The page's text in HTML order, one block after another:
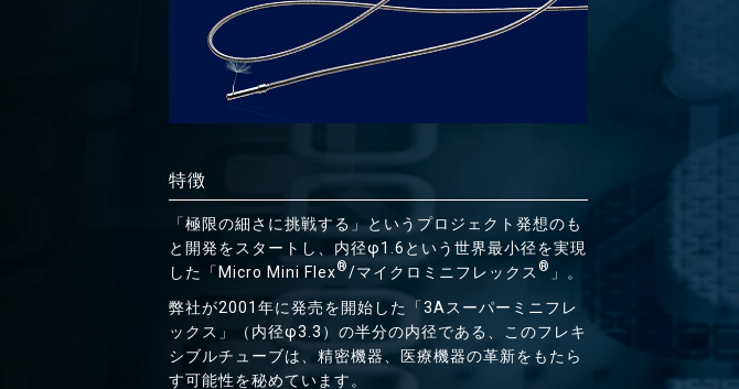
特徴
「極限の細さに挑戦する」というプロジェクト発想のも
と開発をスタートし、内径φ1.6という世界最小径を実現
した「Micro Mini Flex®/マイクロミニフレックス ® 」。
弊社が2001年に発売を開始した「3Aスーパーミニフレ
ックス」（内径φ3.3）の半分の内径である、このフレキ
シブルチューブは、精密機器、医療機器の革新をもたら
す可能性を秘めています。